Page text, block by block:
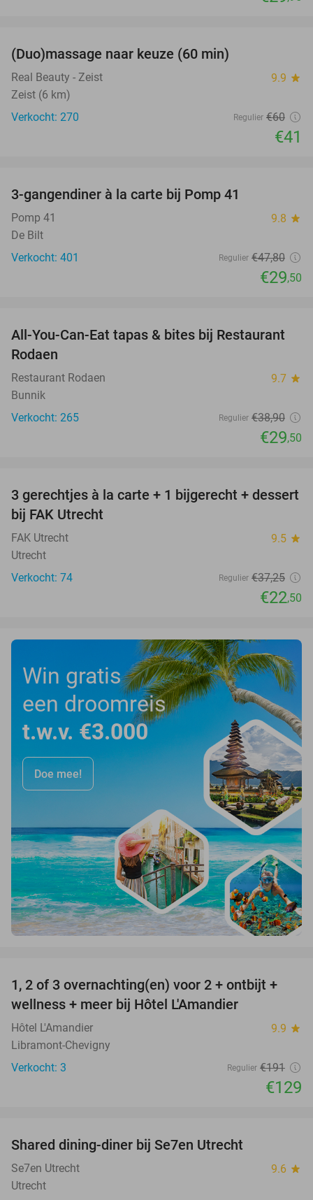
(Duo)massage naar keuze (60 min)
Real Beauty - Zeist 9.9 star
Zeist (6 km)
Verkocht: 270
Regulier €60
€41
3-gangendiner à la carte bij Pomp 41
Pomp 41 9.8 star
De Bilt
Verkocht: 401
Regulier €47,80
€29,50
24%
All-You-Can-Eat tapas & bites bij Restaurant
Rodaen
Restaurant Rodaen 9.7 star
Bunnik
Verkocht: 265
Regulier €38,90
€29,50
40%
3 gerechtjes à la carte + 1 bijgerecht + dessert
bij FAK Utrecht
FAK Utrecht 9.5 star
Utrecht
Verkocht: 74
Regulier €37,25
€22,50
Win gratis
een droomreis
t.w.v. €3.000
Doe mee!
32%
TODAY
1, 2 of 3 overnachting(en) voor 2 + ontbijt +
wellness + meer bij Hôtel L'Amandier
Hôtel L'Amandier 9.9 star
Libramont-Chevigny
Verkocht: 3
Regulier €191
€129
Shared dining-diner bij Se7en Utrecht
Se7en Utrecht 9.6 star
Utrecht